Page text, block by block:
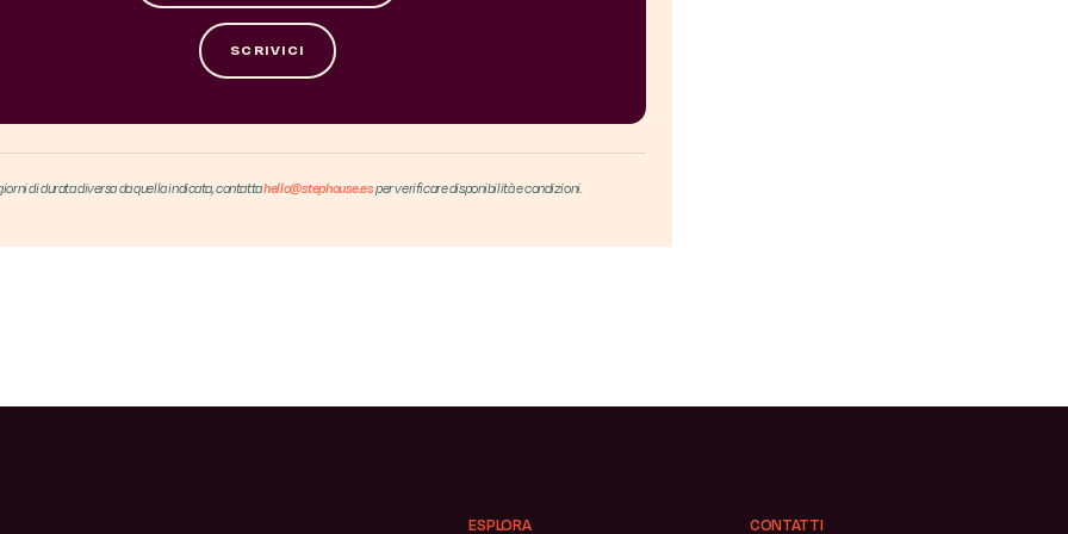
SCRIVICI
di durata diversa da quella indicata, contattahello@stephouse.esper verificare disponibilità e condizioni.
ESPLORA CONTATTI